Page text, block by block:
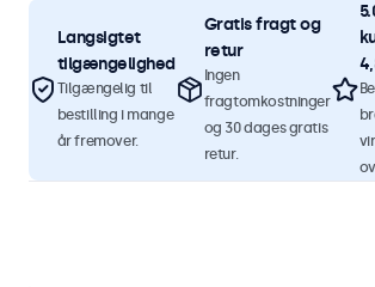
Langsigtet
tilgængelighed
Tilgængelig til
bestilling i mange
år fremover.
Gratis fragt og
retur
Ingen
fragtomkostninger
og 30 dages gratis
retur.